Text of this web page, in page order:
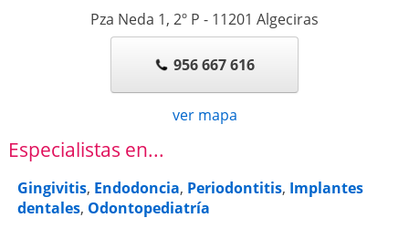
Pza Neda 1, 2º P - 11201 Algeciras
956 667 616
ver mapa
Especialistas en...
Gingivitis, Endodoncia, Periodontitis, Implantes
dentales, Odontopediatría